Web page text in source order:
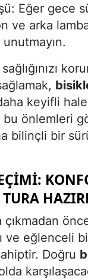
Eğer gece
ve arka
keyifli
bu önlemleri
bilinçli bir
ve eğlenceli
Doğru